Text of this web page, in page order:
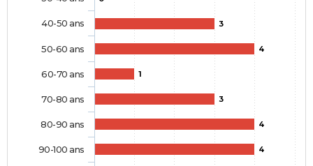
3
4
1
3
4
4
40-50 ans
50-60 ans
60-70 ans
70-80 ans
80-90 ans
90-100 ans